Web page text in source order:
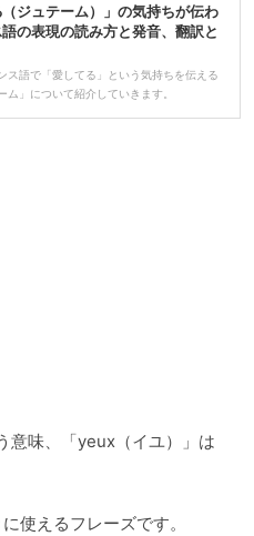
（ジュテーム）」の気持ちが伝わ
の表現の読み方と発音、翻訳と
ス語で「愛してる」という気持ちを伝える
ム」について紹介していきます。
意味、「yeux（イユ）」は
使えるフレーズです。